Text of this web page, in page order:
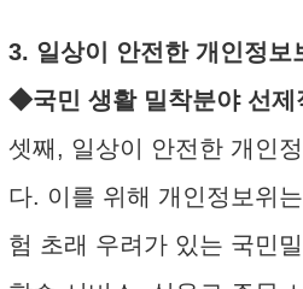
3. 일상이 안전한 개인정보
◆국민 생활 밀착분야 선제
셋째, 일상이 안전한 개인
다. 이를 위해 개인정보위
험 초래 우려가 있는 국민